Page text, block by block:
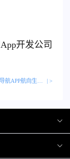
App开发公司
| >